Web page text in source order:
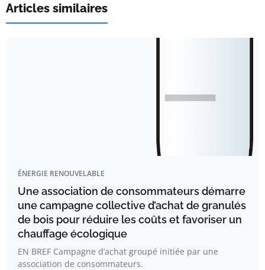
Articles similaires
ÉNERGIE RENOUVELABLE
Une association de consommateurs démarre
une campagne collective d’achat de granulés
de bois pour réduire les coûts et favoriser un
chauffage écologique
EN BREF Campagne d’achat groupé initiée par une
association de consommateurs.